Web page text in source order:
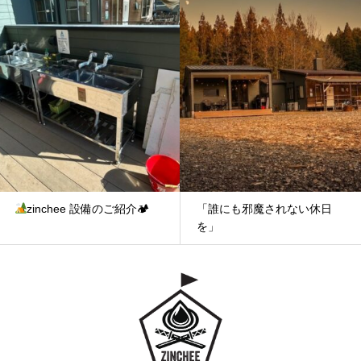
zinchee 設備のご紹介🏕
「誰にも邪魔されない休日
を」